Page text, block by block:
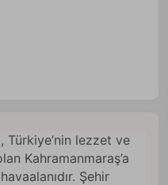
Türkiye’nin lezzet ve
Kahramanmaraş’a
Şehir